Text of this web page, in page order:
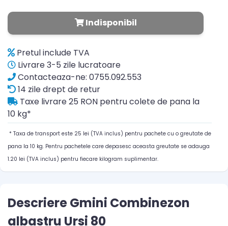
Indisponibil
Pretul include TVA
Livrare 3-5 zile lucratoare
Contacteaza-ne: 0755.092.553
14 zile drept de retur
Taxe livrare 25 RON pentru colete de pana la
10 kg*
* Taxa de transport este 25 lei (TVA inclus) pentru pachete cu o greutate de
pana la 10 kg. Pentru pachetele care depasesc aceasta greutate se adauga
1.20 lei (TVA inclus) pentru fiecare kilogram suplimentar.
Descriere Gmini Combinezon
albastru Ursi 80